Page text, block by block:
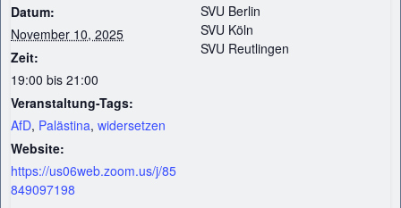
Datum:
November 10, 2025
Zeit:
19:00 bis 21:00
Veranstaltung-Tags:
AfD, Palästina, widersetzen
Website:
https://us06web.zoom.us/j/85
849097198
SVU Berlin
SVU Köln
SVU Reutlingen